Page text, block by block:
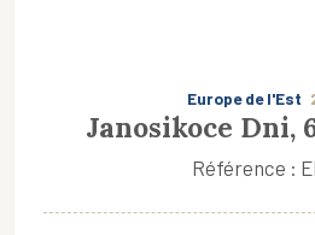
Europe de l'Est
Janosikoce Dni,
Référence :